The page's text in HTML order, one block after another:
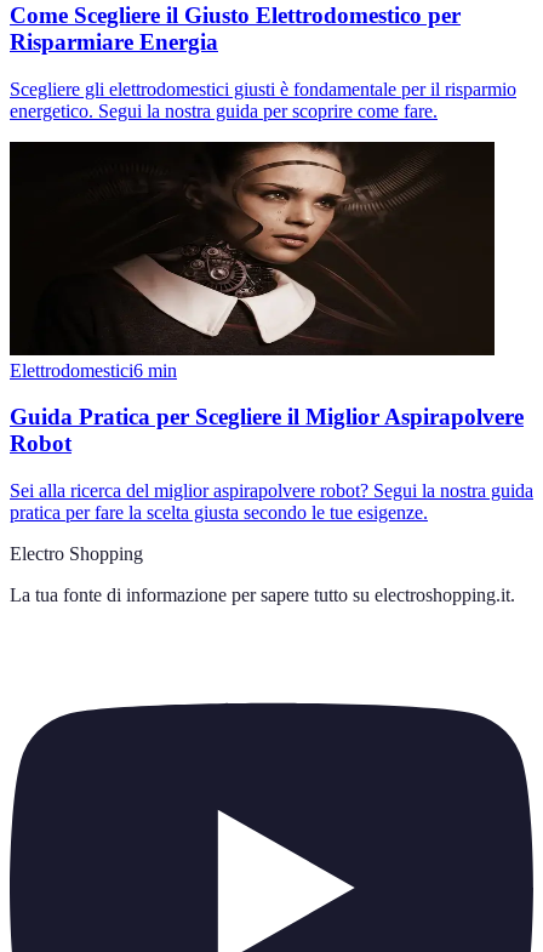
Come Scegliere il Giusto Elettrodomestico per
Risparmiare Energia
Scegliere gli elettrodomestici giusti è fondamentale per il risparmio
energetico. Segui la nostra guida per scoprire come fare.
Elettrodomestici6 min
Guida Pratica per Scegliere il Miglior Aspirapolvere
Robot
Sei alla ricerca del miglior aspirapolvere robot? Segui la nostra guida
pratica per fare la scelta giusta secondo le tue esigenze.
Electro Shopping
La tua fonte di informazione per sapere tutto su electroshopping.it.